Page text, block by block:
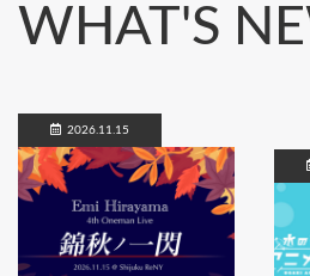
WHAT'S
2026.11.15